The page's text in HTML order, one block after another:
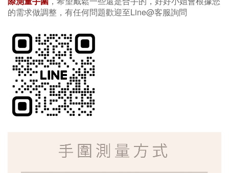
的需求做調整，有任何問題歡迎至Line@客服詢問